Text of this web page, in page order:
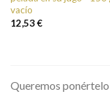
vacío
12,53 €
Queremos